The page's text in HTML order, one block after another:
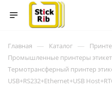
Главная — Каталог —
Промышленные принтеры
Термотрансферный принтер
USB+RS232+Ethernet+USB